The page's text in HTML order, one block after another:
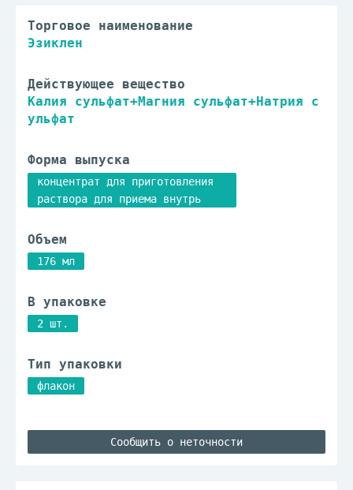
Торговое наименование
Эзиклен
Действующее вещество
Калия сульфат+Магния сульфат+Натрия с
ульфат
Форма выпуска
концентрат для приготовления
раствора для приема внутрь
Объем
176 мл
В упаковке
2 шт.
Тип упаковки
флакон
Сообщить о неточности